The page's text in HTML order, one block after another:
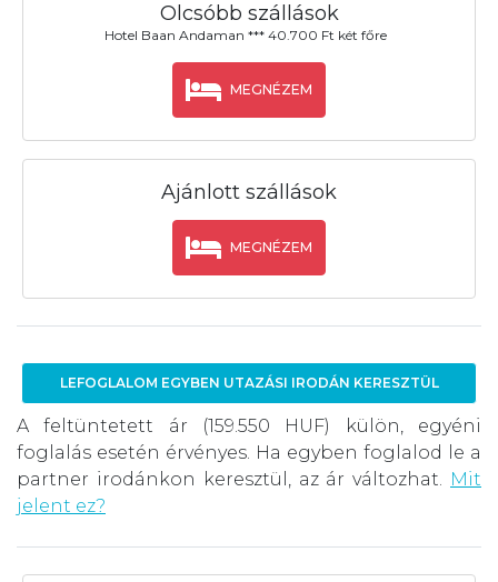
Olcsóbb szállások
Hotel Baan Andaman *** 40.700 Ft két főre
MEGNÉZEM
Ajánlott szállások
MEGNÉZEM
LEFOGLALOM EGYBEN UTAZÁSI IRODÁN KERESZTÜL
A feltüntetett ár (159.550 HUF) külön, egyéni
foglalás esetén érvényes. Ha egyben foglalod le a
partner irodánkon keresztül, az ár változhat. Mit
jelent ez?